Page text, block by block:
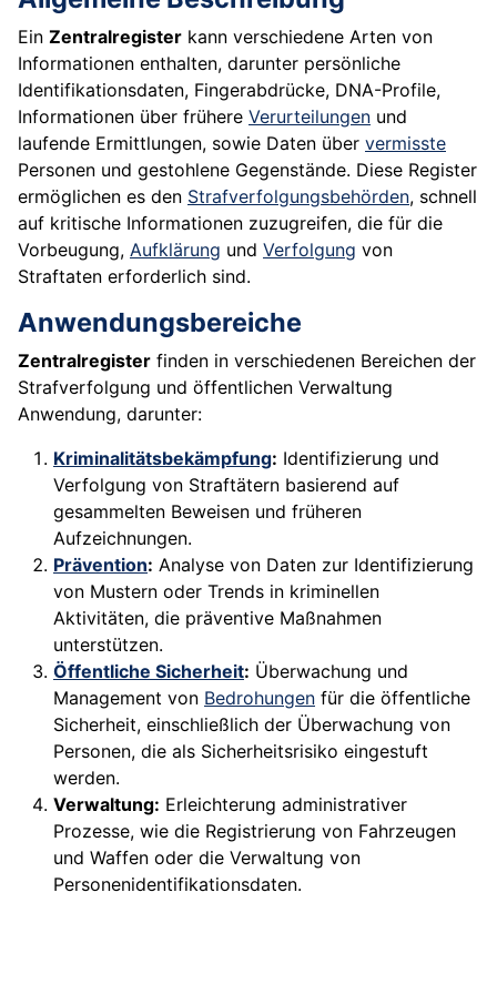
Ein Zentralregister kann verschiedene Arten von
Informationen enthalten, darunter persönliche
Identifikationsdaten, Fingerabdrücke, DNA-Profile,
Informationen über frühere Verurteilungen und
laufende Ermittlungen, sowie Daten über vermisste
Personen und gestohlene Gegenstände. Diese Register
ermöglichen es den Strafverfolgungsbehörden, schnell
auf kritische Informationen zuzugreifen, die für die
Vorbeugung, Aufklärung und Verfolgung von
Straftaten erforderlich sind.
Anwendungsbereiche
Zentralregister finden in verschiedenen Bereichen der
Strafverfolgung und öffentlichen Verwaltung
Anwendung, darunter:
Kriminalitätsbekämpfung: Identifizierung und
Verfolgung von Straftätern basierend auf
gesammelten Beweisen und früheren
Aufzeichnungen.
Prävention: Analyse von Daten zur Identifizierung
von Mustern oder Trends in kriminellen
Aktivitäten, die präventive Maßnahmen
unterstützen.
Öffentliche Sicherheit: Überwachung und
Management von Bedrohungen für die öffentliche
Sicherheit, einschließlich der Überwachung von
Personen, die als Sicherheitsrisiko eingestuft
werden.
Verwaltung: Erleichterung administrativer
Prozesse, wie die Registrierung von Fahrzeugen
und Waffen oder die Verwaltung von
Personenidentifikationsdaten.